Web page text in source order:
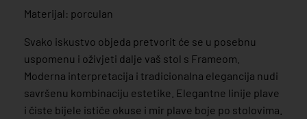
Materijal: porculan
Svako iskustvo objeda pretvorit će se u posebnu
uspomenu i oživjeti dalje vaš stol s Frameom.
Moderna interpretacija i tradicionalna elegancija nudi
savršenu kombinaciju estetike. Elegantne linije plave
i čiste bijele ističe okuse i mir plave boje po stolovima.